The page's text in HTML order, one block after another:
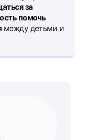
за
помочь
между детьми и